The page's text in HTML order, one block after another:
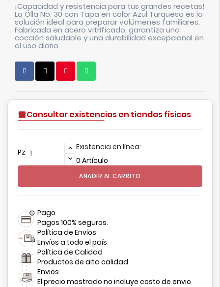
¡Capacidad y resistencia para tus grandes recetas!
La Olla No. 30 con Tapa en color Azul Turquesa es la
solución ideal para preparar volúmenes familiares.
Fabricada en acero vitrificado, garantiza una
cocción saludable y una durabilidad excepcional en
el uso diario.
Consultar existencias en tiendas físicas
Pz
Existencia en línea:
0 Artículo
AÑADIR AL CARRITO
Pago
Pagos 100% seguros.
Política de Envíos
Envíos a todo el país
Política de Calidad
Productos de alta calidad
Envios
El precio mostrado no incluye costo de envio